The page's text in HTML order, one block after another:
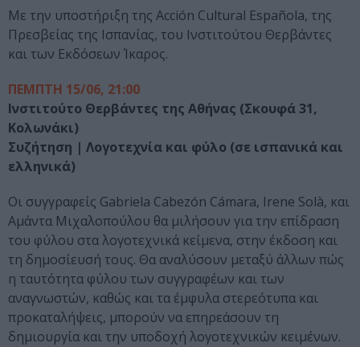
Με την υποστήριξη της Acción Cultural Española, της
Πρεσβείας της Ισπανίας, του Ινστιτούτου Θερβάντες
και των Εκδόσεων Ίκαρος.
ΠΕΜΠΤΗ 15/06, 21:00
Ινστιτούτο Θερβάντες της Αθήνας (Σκουφά 31,
Κολωνάκι)
Συζήτηση | Λογοτεχνία και φύλο (σε ισπανικά και
ελληνικά)
Οι συγγραφείς Gabriela Cabezón Cámara, Irene Solà, και
Αμάντα Μιχαλοπούλου θα μιλήσουν για την επίδραση
του φύλου στα λογοτεχνικά κείμενα, στην έκδοση και
τη δημοσίευσή τους. Θα αναλύσουν μεταξύ άλλων πώς
η ταυτότητα φύλου των συγγραφέων και των
αναγνωστών, καθώς και τα έμφυλα στερεότυπα και
προκαταλήψεις, μπορούν να επηρεάσουν τη
δημιουργία και την υποδοχή λογοτεχνικών κειμένων.